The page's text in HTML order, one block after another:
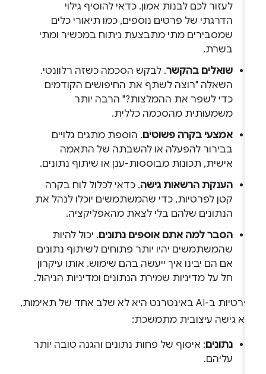
לעזור לכם לבנות אמון. כדאי להוסיף גילוי
הדרגתי של פרטים נוספים, כמו תיאורי כלים
שמסבירים מתי מתבצעת ניתוח במכשיר ומתי
בשרת.
שואלים בהקשר. לבקש הסכמה כשזה רלוונטי.
השאלה "רוצה לשתף את החיפושים הקודמים
כדי לשפר את ההמלצות?" הרבה יותר
משמעותית מהסכמה כללית.
אמצעי בקרה פשוטים. הוספת מתגים גלויים
בבירור להפעלה או להשבתה של התאמה
אישית, תכונות מבוססות-ענן או שיתוף נתונים.
הענקת הרשאות גישה. כדאי לכלול לוח בקרה
קטן לפרטיות, כדי שהמשתמשים יוכלו לנהל את
הנתונים שלהם בלי לצאת מהאפליקציה.
הסבר למה אתם אוספים נתונים. יכול להיות
שהמשתמשים יהיו יותר פתוחים לשיתוף נתונים
אם הם יבינו איך ייעשה בהם שימוש. אותו עיקרון
חל על מדיניות שמירת הנתונים ומדיניות הניהול.
הפרטיות ב-AI באינטרנט היא לא שלב אחד של תאימות,
גישה עיצובית מתמשכת:
נתונים: איסוף של פחות נתונים והגנה טובה יותר
עליהם.